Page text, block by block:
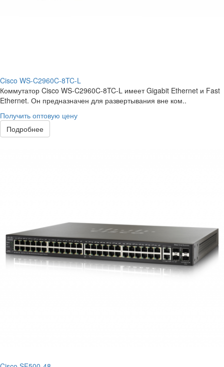
Cisco WS-C2960C-8TC-L
Коммутатор Cisco WS-C2960C-8TC-L имеет Gigabit Ethernet и Fast
Ethernet. Он предназначен для развертывания вне ком..
Получить оптовую цену
Подробнее